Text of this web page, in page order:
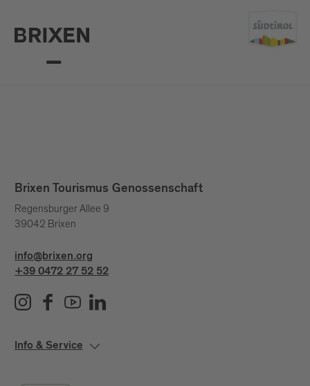
Brixen Tourismus Genossenschaft
Regensburger Allee 9
39042 Brixen
info@brixen.org
+39 0472 27 52 52
Info & Service